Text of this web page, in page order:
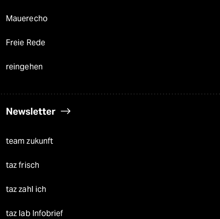
Mauerecho
Freie Rede
reingehen
Newsletter
team zukunft
taz frisch
taz zahl ich
taz lab Infobrief